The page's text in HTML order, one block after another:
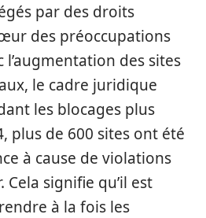
par des droits
des préoccupations
l’augmentation des sites
le cadre juridique
les blocages plus
plus de 600 sites ont été
à cause de violations
Cela signifie qu’il est
à la fois les